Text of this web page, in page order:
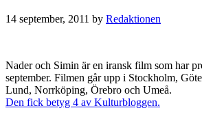
14 september, 2011 by Redaktionen
Nader och Simin är en iransk film som har
september. Filmen går upp i Stockholm,
Lund, Norrköping, Örebro och Umeå.
Den fick betyg 4 av Kulturbloggen.